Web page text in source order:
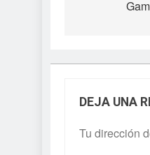
entradas
DEJA UNA
Tu dirección